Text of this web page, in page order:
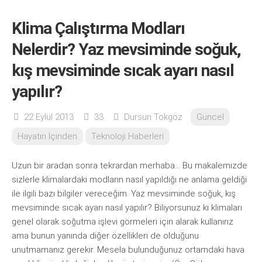
Klima Çalıştırma Modları
Nelerdir? Yaz mevsiminde soğuk,
kış mevsiminde sıcak ayarı nasıl
yapılır?
22 Eylül 2013 33 Dursun Tokgöz
Güncel
Hayatın İçinden
Teknoloji Haberleri
Uzun bir aradan sonra tekrardan merhaba… Bu makalemizde
sizlerle klimalardaki modların nasıl yapıldığı ne anlama geldiği
ile ilgili bazı bilgiler vereceğim. Yaz mevsiminde soğuk, kış
mevsiminde sıcak ayarı nasıl yapılır? Biliyorsunuz ki klimaları
genel olarak soğutma işlevi görmeleri için alarak kullanırız
ama bunun yanında diğer özellikleri de olduğunu
unutmamanız gerekir. Mesela bulunduğunuz ortamdaki hava